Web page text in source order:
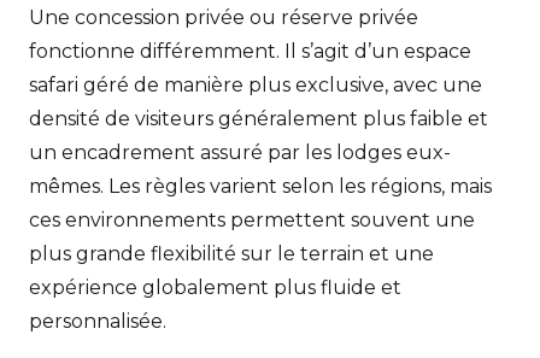
Une concession privée ou réserve privée
fonctionne différemment. Il s’agit d’un espace
safari géré de manière plus exclusive, avec une
densité de visiteurs généralement plus faible et
un encadrement assuré par les lodges eux-
mêmes. Les règles varient selon les régions, mais
ces environnements permettent souvent une
plus grande flexibilité sur le terrain et une
expérience globalement plus fluide et
personnalisée.